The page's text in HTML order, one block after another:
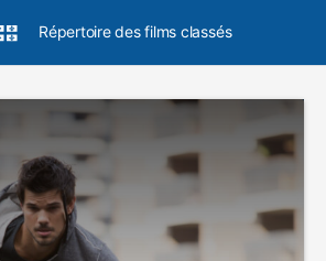
Répertoire des films classés